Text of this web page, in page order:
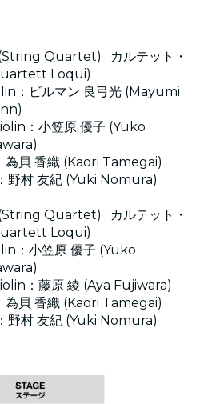
Quartet) : カルテット・
Loqui)
：ビルマン 良弓光 (Mayumi
：小笠原 優子 (Yuko
為貝 香織 (Kaori Tamegai)
野村 友紀 (Yuki Nomura)
Quartet) : カルテット・
Loqui)
：小笠原 優子 (Yuko
：藤原 綾 (Aya Fujiwara)
為貝 香織 (Kaori Tamegai)
野村 友紀 (Yuki Nomura)